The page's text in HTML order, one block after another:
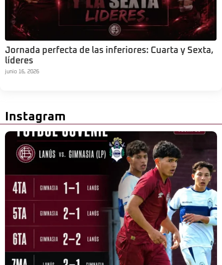
Jornada perfecta de las inferiores: Cuarta y Sexta,
líderes
junio 16, 2026
Instagram